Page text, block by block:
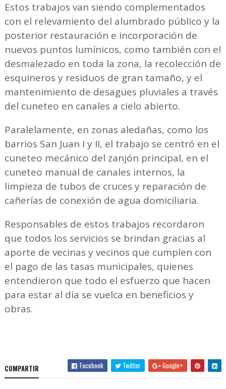
Estos trabajos van siendo complementados
con el relevamiento del alumbrado público y la
posterior restauración e incorporación de
nuevos puntos lumínicos, como también con el
desmalezado en toda la zona, la recolección de
esquineros y residuos de gran tamaño, y el
mantenimiento de desagües pluviales a través
del cuneteo en canales a cielo abierto.
Paralelamente, en zonas aledañas, como los
barrios San Juan I y II, el trabajo se centró en el
cuneteo mecánico del zanjón principal, en el
cuneteo manual de canales internos, la
limpieza de tubos de cruces y reparación de
cañerías de conexión de agua domiciliaria.
Responsables de estos trabajos recordaron
que todos los servicios se brindan gracias al
aporte de vecinas y vecinos que cumplen con
el pago de las tasas municipales, quienes
entendieron que todo el esfuerzo que hacen
para estar al día se vuelca en beneficios y
obras.
COMPARTIR Facebook Twitter Google+